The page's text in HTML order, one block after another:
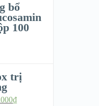
bổ
100
trị
₫